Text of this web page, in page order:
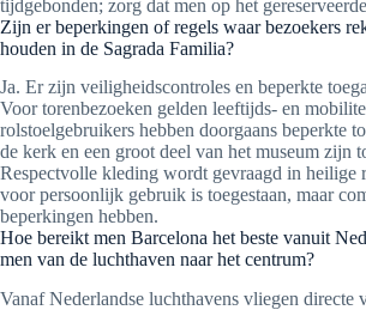
tijdgebonden; zorg dat men op het
Zijn er beperkingen of regels waar bezoekers
houden in de Sagrada Familia?
Ja. Er zijn veiligheidscontroles en beperkte
Voor torenbezoeken gelden leeftijds- en
rolstoelgebruikers hebben doorgaans beperkte
de kerk en een groot deel van het museum zijn
Respectvolle kleding wordt gevraagd in heilige
voor persoonlijk gebruik is toegestaan, maar
beperkingen hebben.
Hoe bereikt men Barcelona het beste vanuit
men van de luchthaven naar het centrum?
Vanaf Nederlandse luchthavens vliegen directe